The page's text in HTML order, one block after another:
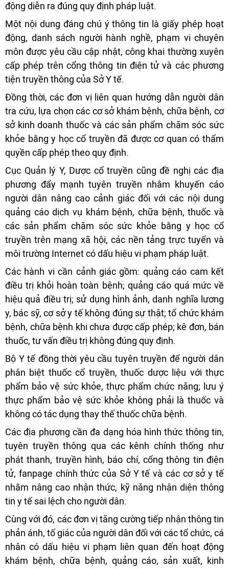
động diễn ra đúng quy định pháp luật.
Một nội dung đáng chú ý thông tin là giấy phép hoạt
động, danh sách người hành nghề, phạm vi chuyên
môn được yêu cầu cập nhật, công khai thường xuyên
cấp phép trên cổng thông tin điện tử và các phương
tiện truyền thông của Sở Y tế.
Đồng thời, các đơn vị liên quan hướng dẫn người dân
tra cứu, lựa chọn các cơ sở khám bệnh, chữa bệnh, cơ
sở kinh doanh thuốc và các sản phẩm chăm sóc sức
khỏe bằng y học cổ truyền đã được cơ quan có thẩm
quyền cấp phép theo quy định.
Cục Quản lý Y, Dược cổ truyền cũng đề nghị các địa
phương đẩy mạnh tuyên truyền nhằm khuyến cáo
người dân nâng cao cảnh giác đối với các nội dung
quảng cáo dịch vụ khám bệnh, chữa bệnh, thuốc và
các sản phẩm chăm sóc sức khỏe bằng y học cổ
truyền trên mạng xã hội, các nền tảng trực tuyến và
môi trường Internet có dấu hiệu vi phạm pháp luật.
Các hành vi cần cảnh giác gồm: quảng cáo cam kết
điều trị khỏi hoàn toàn bệnh; quảng cáo quá mức về
hiệu quả điều trị; sử dụng hình ảnh, danh nghĩa lương
y, bác sỹ, cơ sở y tế không đúng sự thật; tổ chức khám
bệnh, chữa bệnh khi chưa được cấp phép; kê đơn, bán
thuốc, tư vấn điều trị không đúng quy định.
Bộ Y tế đồng thời yêu cầu tuyên truyền để người dân
phân biệt thuốc cổ truyền, thuốc dược liệu với thực
phẩm bảo vệ sức khỏe, thực phẩm chức năng; lưu ý
thực phẩm bảo vệ sức khỏe không phải là thuốc và
không có tác dụng thay thế thuốc chữa bệnh.
Các địa phương cần đa dạng hóa hình thức thông tin,
tuyên truyền thông qua các kênh chính thống như
phát thanh, truyền hình, báo chí, cổng thông tin điện
tử, fanpage chính thức của Sở Y tế và các cơ sở y tế
nhằm nâng cao nhận thức, kỹ năng nhận diện thông
tin y tế sai lệch cho người dân.
Cùng với đó, các đơn vị tăng cường tiếp nhận thông tin
phản ánh, tố giác của người dân đối với các tổ chức, cá
nhân có dấu hiệu vi phạm liên quan đến hoạt động
khám bệnh, chữa bệnh, quảng cáo, sản xuất, kinh